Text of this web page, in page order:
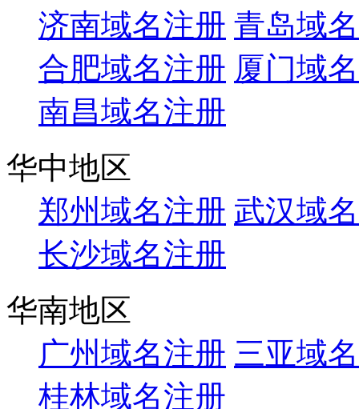
济南域名注册 青岛域
合肥域名注册 厦门域
南昌域名注册
华中地区
郑州域名注册 武汉域
长沙域名注册
华南地区
广州域名注册 三亚域
桂林域名注册